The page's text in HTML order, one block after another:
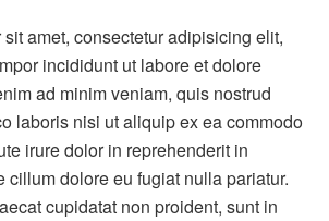
amet, consectetur adipisicing elit,
incididunt ut labore et dolore
ad minim veniam, quis nostrud
laboris nisi ut aliquip ex ea commodo
irure dolor in reprehenderit in
cillum dolore eu fugiat nulla pariatur.
cupidatat non proident, sunt in